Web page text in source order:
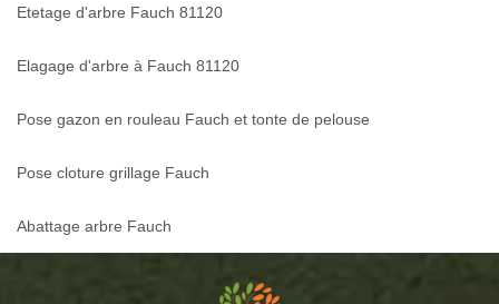
Etetage d'arbre Fauch 81120
Elagage d'arbre à Fauch 81120
Pose gazon en rouleau Fauch et tonte de pelouse
Pose cloture grillage Fauch
Abattage arbre Fauch